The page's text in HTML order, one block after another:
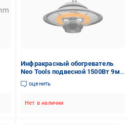
Инфракрасный обогреватель
Neo Tools подвесной 1500Вт 9м2
пульт 42.5х42.5х23см IP44
оценить
Нет в наличии